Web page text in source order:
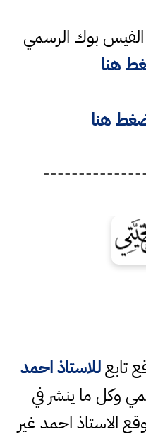
بوك الرسمي
هنا
هنا
تابعللاستاذ احمد
وكل ما ينشر في
الاستاذ احمد غير